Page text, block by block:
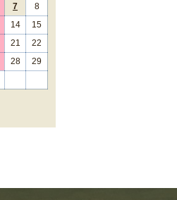
7
8
14
15
21
22
28
29